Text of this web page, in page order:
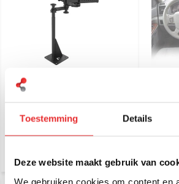
Toestemming Details
Deze website maakt gebruik van
We gebruiken cookies om content en
RAM Mount Double
Swingarm voor laptop
montage RAM-VBD-122-
€ 399,-Incl. btw
€ 329,75 Excl. btw
RAM
€